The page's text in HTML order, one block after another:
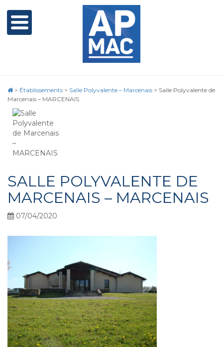
> Établissements > Salle Polyvalente – Marcenais > Salle Polyvalente de
Marcenais – MARCENAIS
SALLE POLYVALENTE DE
MARCENAIS – MARCENAIS
07/04/2020